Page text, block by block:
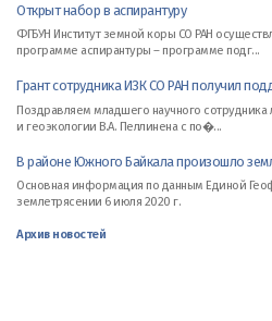
Открыт набор в аспирантуру
ФГБУН Институт земной коры СО РАН
программе аспирантуры – программе подг...
Грант сотрудника ИЗК СО РАН получил
Поздравляем младшего научного
и геоэкологии В.А. Пеллинена с по�...
В районе Южного Байкала произошло
Основная информация по данным Единой
землетрясении 6 июля 2020 г.
Архив новостей